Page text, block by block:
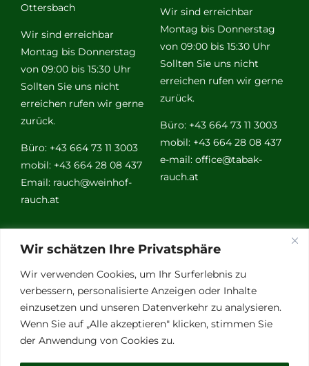
Wir schätzen Ihre Privatsphäre
Wir verwenden Cookies, um Ihr Surferlebnis zu
verbessern, personalisierte Anzeigen oder Inhalte
einzusetzen und unseren Datenverkehr zu analysieren.
Wenn Sie auf „Alle akzeptieren" klicken, stimmen Sie
der Anwendung von Cookies zu.
Ottersbach
Wir sind erreichbar
Montag bis Donnerstag
von 09:00 bis 15:30 Uhr
Sollten Sie uns nicht
erreichen rufen wir gerne
zurück.
Büro: +43 664 73 11 3003
mobil: +43 664 28 08 437
Email: rauch@weinhof-
rauch.at
Wir sind erreichbar
Montag bis Donnerstag
von 09:00 bis 15:30 Uhr
Sollten Sie uns nicht
erreichen rufen wir gerne
zurück.
Büro: +43 664 73 11 3003
mobil: +43 664 28 08 437
e-mail: office@tabak-
rauch.at
Weitere
Links
Vino Vitalis
Ottersbachtal
Partnerbetriebe
Links für Weinkenner